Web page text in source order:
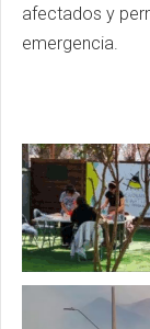
afectados y
emergencia.